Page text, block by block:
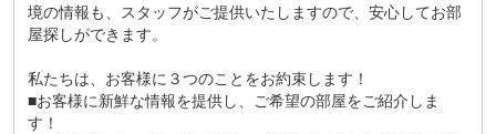
境の情報も、スタッフがご提供いたしますので、安心してお部
屋探しができます。
私たちは、お客様に３つのことをお約束します！
■お客様に新鮮な情報を提供し、ご希望の部屋をご紹介しま
す！